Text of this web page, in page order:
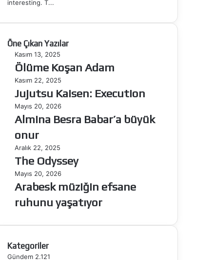
interesting. T...
Öne Çıkan Yazılar
Ölüme
Koşan
Kasım 13, 2025
Ölüme Koşan Adam
Jujutsu
Kaisen:
Execution
Kasım 22, 2025
Jujutsu Kaisen: Execution
Almina
Besra
büyük
onur
Mayıs 20, 2026
Almina Besra Babar’a büyük
onur
The
Odyssey
Aralık 22, 2025
The Odyssey
Arabesk
müziğin
ruhunu
Mayıs 20, 2026
Arabesk müziğin efsane
ruhunu yaşatıyor
Kategoriler
Gündem 2.121